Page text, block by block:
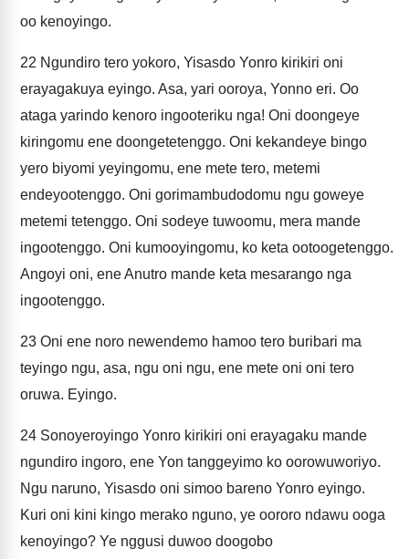
oo kenoyingo.
22 Ngundiro tero yokoro, Yisasdo Yonro kirikiri oni
erayagakuya eyingo. Asa, yari ooroya, Yonno eri. Oo
ataga yarindo kenoro ingooteriku nga! Oni doongeye
kiringomu ene doongetetenggo. Oni kekandeye bingo
yero biyomi yeyingomu, ene mete tero, metemi
endeyootenggo. Oni gorimambudodomu ngu goweye
metemi tetenggo. Oni sodeye tuwoomu, mera mande
ingootenggo. Oni kumooyingomu, ko keta ootoogetenggo.
Angoyi oni, ene Anutro mande keta mesarango nga
ingootenggo.
23 Oni ene noro newendemo hamoo tero buribari ma
teyingo ngu, asa, ngu oni ngu, ene mete oni oni tero
oruwa. Eyingo.
24 Sonoyeroyingo Yonro kirikiri oni erayagaku mande
ngundiro ingoro, ene Yon tanggeyimo ko oorowuworiyo.
Ngu naruno, Yisasdo oni simoo bareno Yonro eyingo.
Kuri oni kini kingo merako nguno, ye oororo ndawu ooga
kenoyingo? Ye nggusi duwoo doogobo